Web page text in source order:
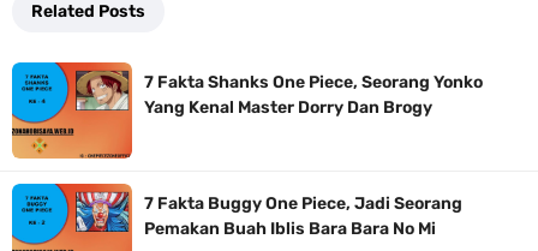
Related Posts
7 Fakta Shanks One Piece, Seorang Yonko
Yang Kenal Master Dorry Dan Brogy
7 Fakta Buggy One Piece, Jadi Seorang
Pemakan Buah Iblis Bara Bara No Mi